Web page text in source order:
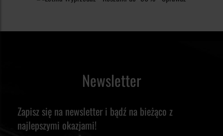
Newsletter
Zapisz się na newsletter i bądź na bieżąco z
najlepszymi okazjami!